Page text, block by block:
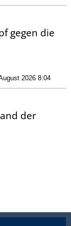
gegen die
2026 8:04
der